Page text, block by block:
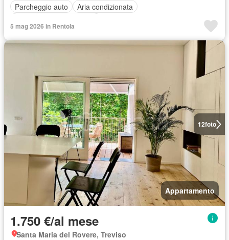
Parcheggio auto
Aria condizionata
5 mag 2026 in Rentola
12foto
Appartamento
1.750 €/al mese
Santa Maria del Rovere, Treviso